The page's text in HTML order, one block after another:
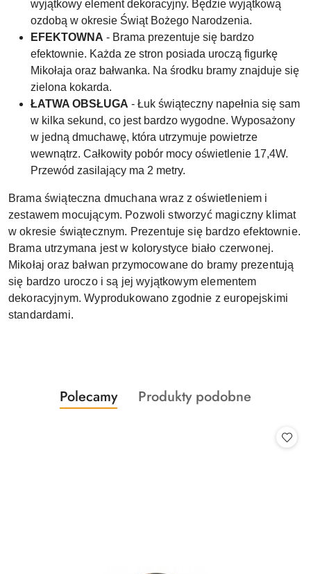
wyjątkowy element dekoracyjny. Będzie wyjątkową
ozdobą w okresie Świąt Bożego Narodzenia.
EFEKTOWNA - Brama prezentuje się bardzo
efektownie. Każda ze stron posiada uroczą figurkę
Mikołaja oraz bałwanka. Na środku bramy znajduje się
zielona kokarda.
ŁATWA OBSŁUGA - Łuk świąteczny napełnia się sam
w kilka sekund, co jest bardzo wygodne. Wyposażony
w jedną dmuchawę, która utrzymuje powietrze
wewnątrz. Całkowity pobór mocy oświetlenie 17,4W.
Przewód zasilający ma 2 metry.
Brama świąteczna dmuchana wraz z oświetleniem i
zestawem mocującym. Pozwoli stworzyć magiczny klimat
w okresie świątecznym. Prezentuje się bardzo efektownie.
Brama utrzymana jest w kolorystyce biało czerwonej.
Mikołaj oraz bałwan przymocowane do bramy prezentują
się bardzo uroczo i są jej wyjątkowym elementem
dekoracyjnym. Wyprodukowano zgodnie z europejskimi
standardami.
Pomiń karuzelę produktów
Produkty
o
Polecamy
Produkty
Produkty podobne